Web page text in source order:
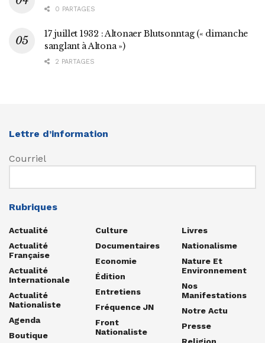
0 PARTAGES
17 juillet 1932 : Altonaer Blutsonntag (« dimanche
sanglant à Altona »)
2 PARTAGES
Lettre d’information
Courriel
Rubriques
Actualité
Actualité
Française
Actualité
Internationale
Actualité
Nationaliste
Agenda
Boutique
Culture
Documentaires
Economie
Édition
Entretiens
Fréquence JN
Front
Nationaliste
Livres
Nationalisme
Nature Et
Environnement
Nos
Manifestations
Notre Actu
Presse